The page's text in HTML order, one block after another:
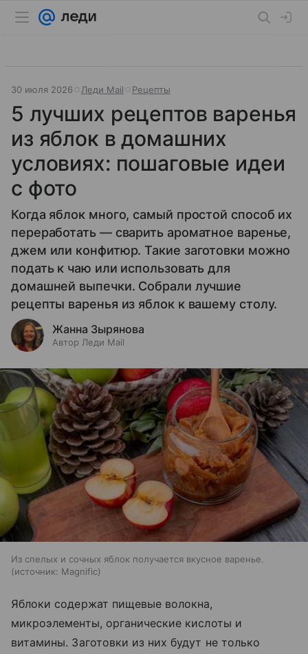
30 июля 2026 Леди Mail Рецепты
5 лучших рецептов варенья
из яблок в домашних
условиях: пошаговые идеи
с фото
Когда яблок много, самый простой способ их
переработать — сварить ароматное варенье,
джем или конфитюр. Такие заготовки можно
подать к чаю или использовать для
домашней выпечки. Собрали лучшие
рецепты варенья из яблок к вашему столу.
Жанна Зырянова
Автор Леди Mail
Из спелых и сочных яблок получается вкусное варенье.
источник: Magnific
Яблоки содержат пищевые волокна,
микроэлементы, органические кислоты и
витамины. Заготовки из них будут не только